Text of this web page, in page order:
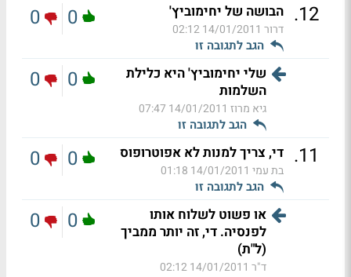
12
. הבושה של יחימוביץ'
דרור 14/01/2011 02:12
הגב לתגובה זו
0
0
שלי יחימוביץ' היא כלילת
השלמות
גיא מרוז 14/01/2011 07:47
הגב לתגובה זו
0
0
11
. די, צריך למנות לא אפוטרופוס
בת עמי 14/01/2011 01:18
הגב לתגובה זו
0
0
או פשוט לשלוח אותו
לפנסיה. די, זה יותר ממביך
(ל"ת)
ד"ר 14/01/2011 02:12
0
0